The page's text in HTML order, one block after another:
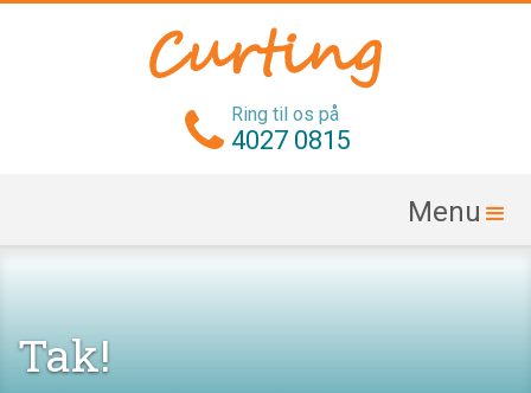
Ring til os på
4027 0815
Menu
Tak!